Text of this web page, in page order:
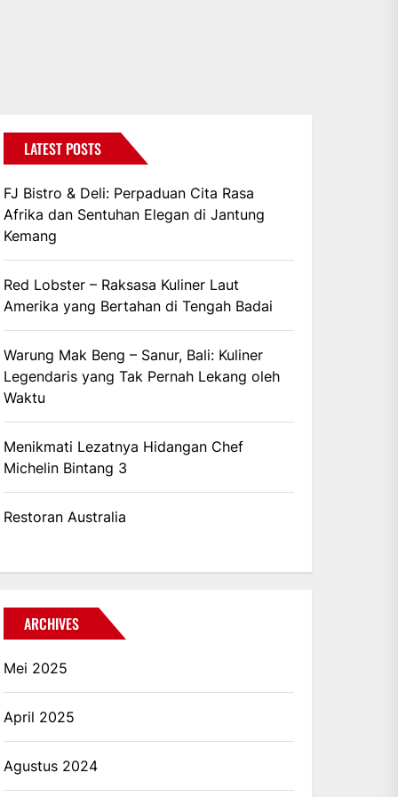
LATEST POSTS
FJ Bistro & Deli: Perpaduan Cita Rasa
Afrika dan Sentuhan Elegan di Jantung
Kemang
Red Lobster – Raksasa Kuliner Laut
Amerika yang Bertahan di Tengah Badai
Warung Mak Beng – Sanur, Bali: Kuliner
Legendaris yang Tak Pernah Lekang oleh
Waktu
Menikmati Lezatnya Hidangan Chef
Michelin Bintang 3
Restoran Australia
ARCHIVES
Mei 2025
April 2025
Agustus 2024